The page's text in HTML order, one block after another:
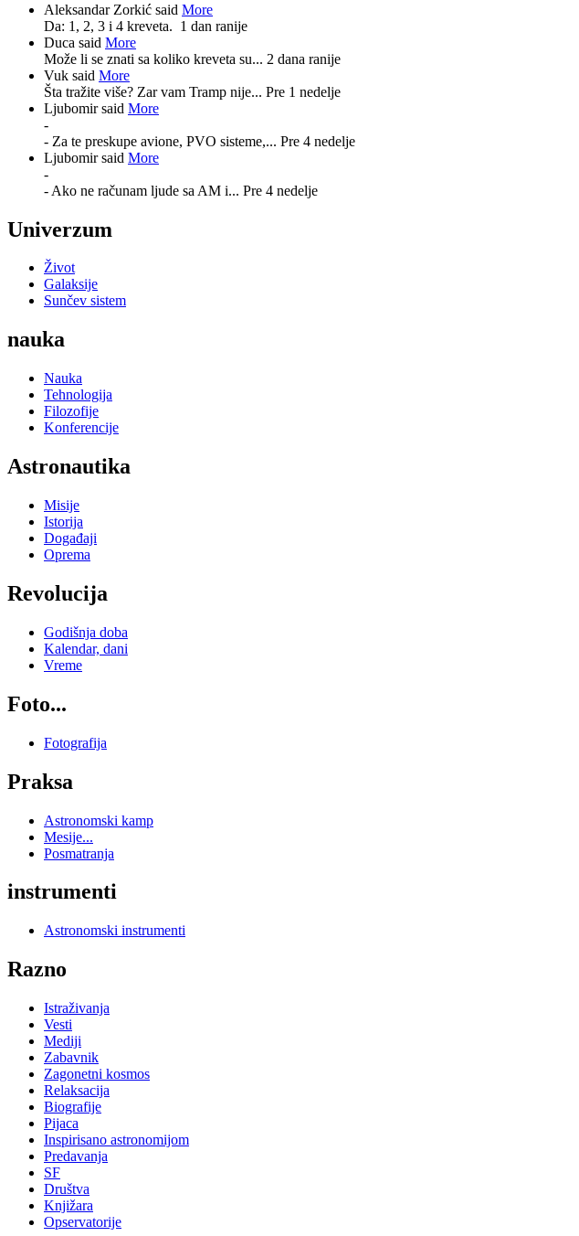
Aleksandar Zorkić said More
Da: 1, 2, 3 i 4 kreveta. 1 dan ranije
Duca said More
Može li se znati sa koliko kreveta su... 2 dana ranije
Vuk said More
Šta tražite više? Zar vam Tramp nije... Pre 1 nedelje
Ljubomir said More
-
- Za te preskupe avione, PVO sisteme,... Pre 4 nedelje
Ljubomir said More
-
- Ako ne računam ljude sa AM i... Pre 4 nedelje
Univerzum
Život
Galaksije
Sunčev sistem
nauka
Nauka
Tehnologija
Filozofije
Konferencije
Astronautika
Misije
Istorija
Događaji
Oprema
Revolucija
Godišnja doba
Kalendar, dani
Vreme
Foto...
Fotografija
Praksa
Astronomski kamp
Mesije...
Posmatranja
instrumenti
Astronomski instrumenti
Razno
Istraživanja
Vesti
Mediji
Zabavnik
Zagonetni kosmos
Relaksacija
Biografije
Pijaca
Inspirisano astronomijom
Predavanja
SF
Društva
Knjižara
Opservatorije